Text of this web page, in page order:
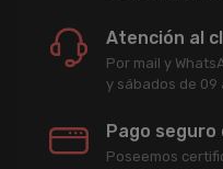
Atención al
Por mail y
y sábados de 09
Pago seguro
Poseemos